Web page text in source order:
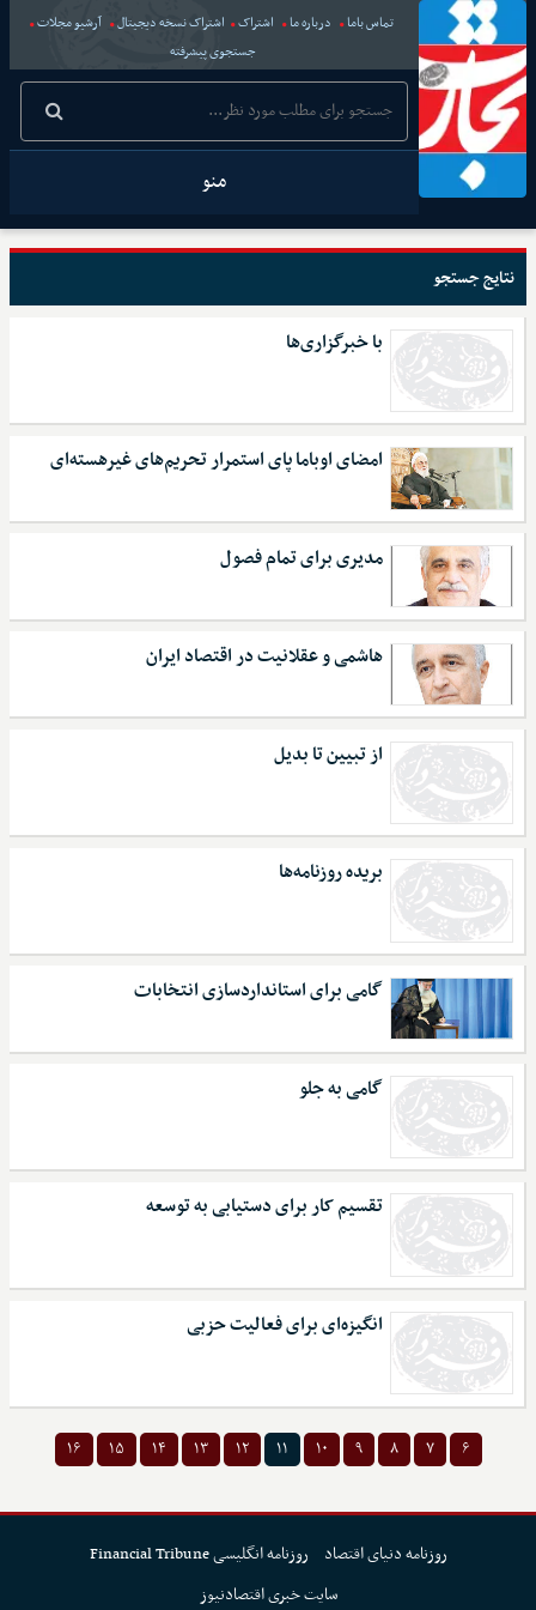
تماس باما درباره ما اشتراک اشتراک نسخه دیجیتال
آرشیو مجلات
جستجوی پیشرفته
منو
نتایج جستجو
با خبرگزاری‌ها
امضای اوباما پای استمرار تحریم‌های غیرهسته‌ای
مدیری برای تمام فصول
هاشمی و عقلانیت در اقتصاد ایران
از تبیین تا بدیل
بریده روزنامه‌ها
گامی برای استانداردسازی انتخابات
گامی به جلو
تقسیم کار برای دستیابی به توسعه
انگیزه‌ای برای فعالیت حزبی
۶ ۷ ۸ ۹ ۱۰ ۱۱ ۱۲ ۱۳ ۱۴ ۱۵ ۱۶
روزنامه دنیای اقتصاد
روزنامه انگلیسی Financial Tribune
سایت خبری اقتصادنیوز